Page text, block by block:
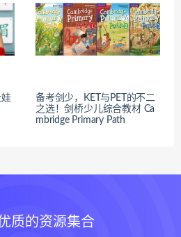
娃
备考剑少，KET与PET的不二
之选！剑桥少儿综合教材 Ca
mbridge Primary Path
质的资源集合